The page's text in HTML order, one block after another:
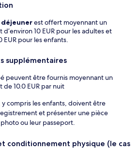
est offert moyennant un
10 EUR pour les adultes et
EUR pour les enfants.
supplémentaires
peuvent être fournis moyennant un
10.0 EUR par nuit
y compris les enfants, doivent être
et présenter une pièce
ou leur passeport.
conditionnement physique (le cas